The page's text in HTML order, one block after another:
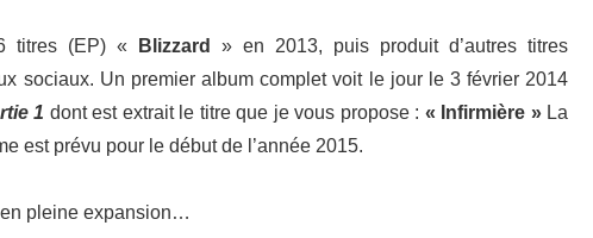
titres (EP) « Blizzard» en 2013, puis produit d’autres titres
sociaux. Un premier album complet voit le jour le 3 février 2014
1 dont est extrait le titre que je vous propose : « Infirmière »La
est prévu pour le début de l’année 2015.
pleine expansion…